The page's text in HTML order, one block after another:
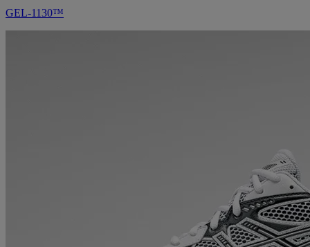
GEL-1130™